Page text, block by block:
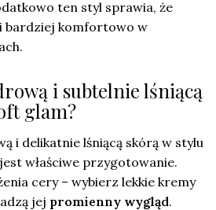
ten styl sprawia, że
bardziej komfortowo w
i subtelnie lśniącą
glam?
i delikatnie lśniącą skórą w stylu
właściwe przygotowanie.
cery – wybierz lekkie kremy
jej promienny wygląd.